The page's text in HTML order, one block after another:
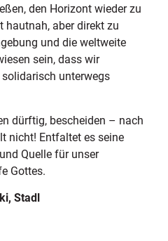
den Horizont wieder zu
hautnah, aber direkt zu
und die weltweite
sein, dass wir
unterwegs
dürftig, bescheiden – nach
nicht! Entfaltet es seine
Quelle für unser
Gottes.
Stadl